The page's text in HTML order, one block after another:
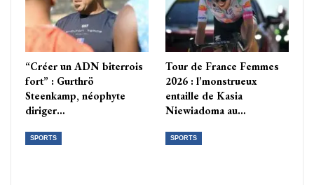
“Créer un ADN biterrois
fort” : Gurthrö
Steenkamp, néophyte
diriger…
Tour de France Femmes
2026 : l’monstrueux
entaille de Kasia
Niewiadoma au…
SPORTS SPORTS